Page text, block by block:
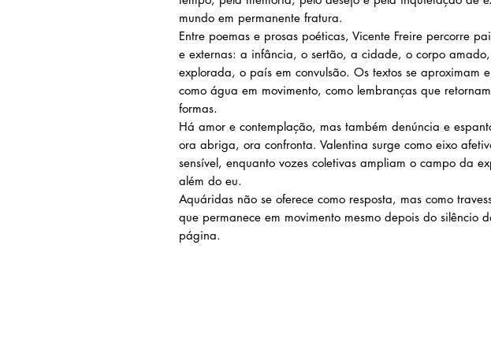
mundo em permanente fratura.
Entre poemas e prosas poéticas, Vicente Freire percorre
e externas: a infância, o sertão, a cidade, o corpo
explorada, o país em convulsão. Os textos se aproximam
como água em movimento, como lembranças que
formas.
Há amor e contemplação, mas também denúncia e
ora abriga, ora confronta. Valentina surge como eixo
sensível, enquanto vozes coletivas ampliam o campo da
além do eu.
Aquáridas não se oferece como resposta, mas como
que permanece em movimento mesmo depois do silêncio
página.